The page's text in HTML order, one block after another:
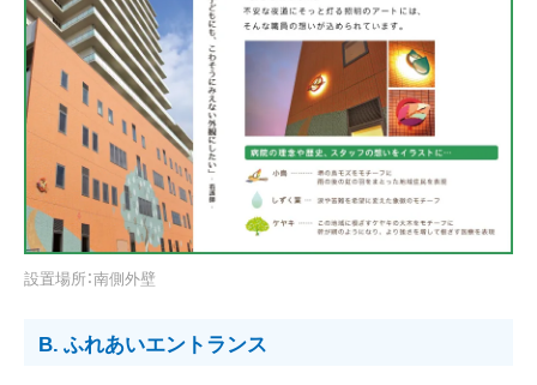
設置場所：南側外壁
B. ふれあいエントランス